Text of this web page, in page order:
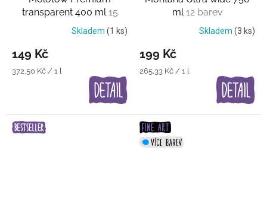
transparent 400 ml15
průhledných barev
Skladem (1 ks)
149 Kč
Měrná
372,50 Kč / 1 l
ml12 barev
Skladem (3 ks)
199 Kč
Měrná
265,33 Kč / 1 l